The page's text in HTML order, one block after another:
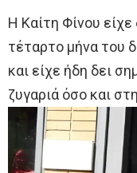
Η Καίτη Φίνου
τέταρτο μήνα του
και είχε ήδη δει
ζυγαριά όσο και